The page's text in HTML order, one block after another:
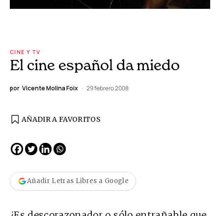
CINE Y TV
El cine español da miedo
por Vicente Molina Foix 29 febrero 2008
AÑADIR A FAVORITOS
Añadir Letras Libres a Google